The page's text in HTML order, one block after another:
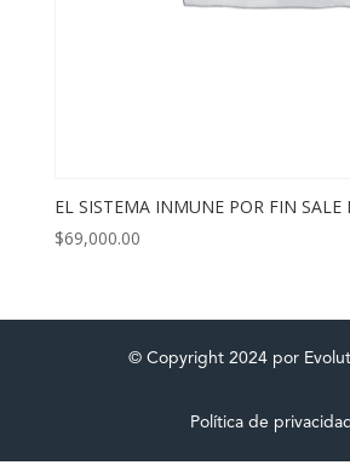
EL SISTEMA INMUNE POR FIN SALE
$69,000.00
© Copyright 2024 por
Política de privacidad